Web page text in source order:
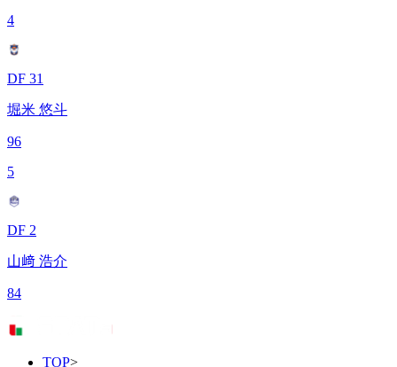
4
DF 31
堀米 悠斗
96
5
DF 2
山﨑 浩介
84
TOP>